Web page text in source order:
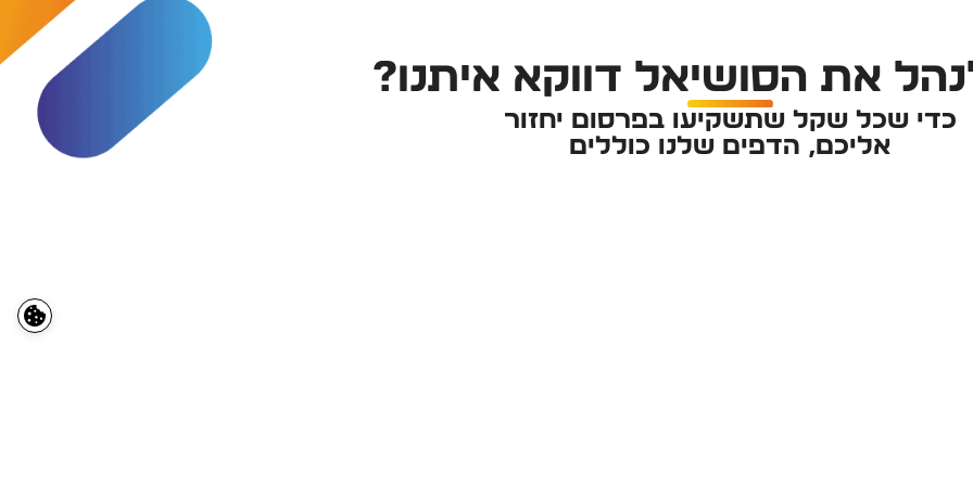
את הסושיאל דווקא איתנו?
כדי שכל שקל שתשקיעו בפרסום יחזור
אליכם, הדפים שלנו כוללים